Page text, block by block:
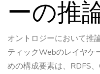
ーの推
オントロジーにおいて推
ティックWebのレイヤケ
めの構成要素は、RDFS